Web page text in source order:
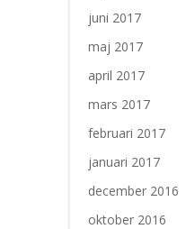
juni 2017
maj 2017
april 2017
mars 2017
februari 2017
januari 2017
december 2016
oktober 2016